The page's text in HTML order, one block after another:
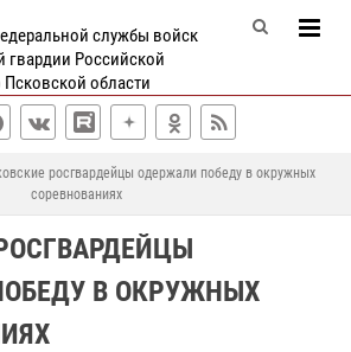
службы войск
гвардии Российской
области
росгвардейцы одержали победу в окружных
соревнованиях
В ОКРУЖНЫХ